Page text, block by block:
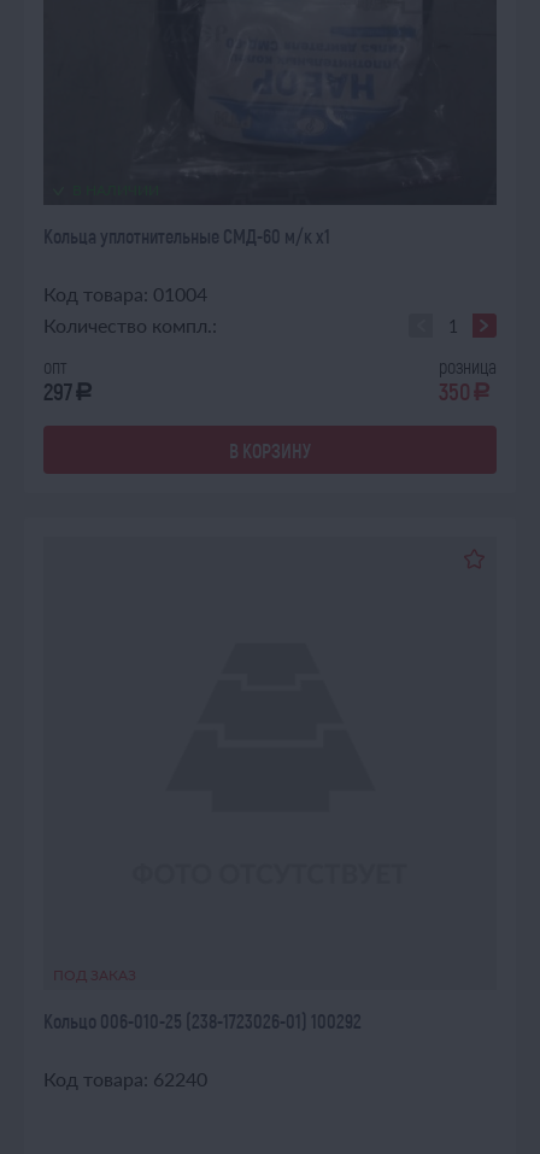
Кольца уплотнительные СМД-60 м/к х1
Код товара: 01004
Количество компл.:
опт
297a
розница
350 a
В КОРЗИНУ
ПОД ЗАКАЗ
Кольцо 006-010-25 (238-1723026-01) 100292
Код товара: 62240